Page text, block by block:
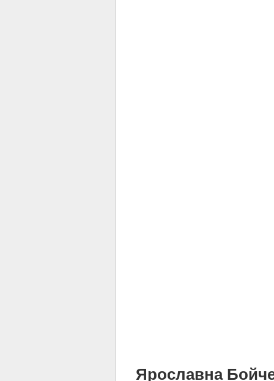
Ярославна